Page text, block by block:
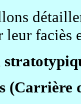
leur faciès
(Carrière